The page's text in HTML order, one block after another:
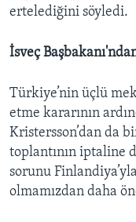
ertelediğini söyledi.
İsveç
Türkiye’nin üçlü
etme kararının
Kristersson’dan da
toplantının iptaline
sorunu
olmamızdan daha